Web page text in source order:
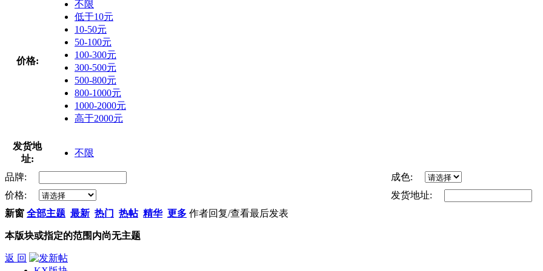
价格:
不限
低于10元
10-50元
50-100元
100-300元
300-500元
500-800元
800-1000元
1000-2000元
高于2000元
发货地
址:
不限
品牌:
成色:
价格:
发货地址:
新窗 全部主题 最新 热门 热帖 精华 更多 作者回复/查看最后发表
本版块或指定的范围内尚无主题
返 回